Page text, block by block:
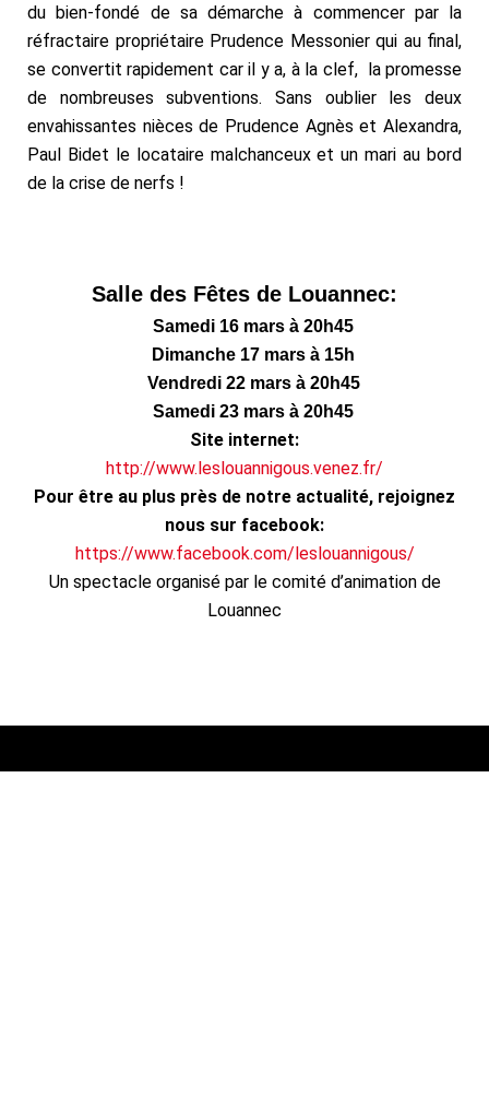
du bien-fondé de sa démarche à commencer par la
réfractaire propriétaire Prudence Messonier qui au final,
se convertit rapidement car il y a, à la clef, la promesse
de nombreuses subventions. Sans oublier les deux
envahissantes nièces de Prudence Agnès et Alexandra,
Paul Bidet le locataire malchanceux et un mari au bord
de la crise de nerfs !
Salle des Fêtes de Louannec:
Samedi 16 mars à 20h45
Dimanche 17 mars à 15h
Vendredi 22 mars à 20h45
Samedi 23 mars à 20h45
Site internet:
http://www.leslouannigous.venez.fr/
Pour être au plus près de notre actualité, rejoignez
nous sur facebook:
https://www.facebook.com/leslouannigous/
Un spectacle organisé par le comité d’animation de
Louannec